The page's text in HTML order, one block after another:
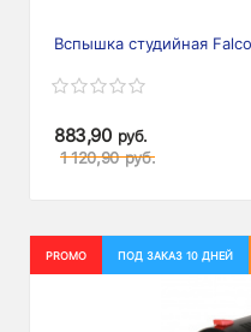
Вспышка студийная
883,90 руб.
1 120,90 руб.
PROMO ПОД ЗАКАЗ 10 ДНЕЙ